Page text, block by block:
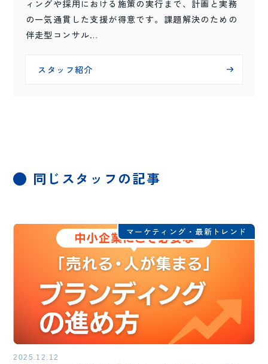
スタッフ紹介
ィングや採用における施策の実行まで、計画と実務
の一気通貫した支援が得意です。課題解決のための
伴走型コンサル…
同じスタッフの記事
マーケティング・最新トレンド
2025.12.12